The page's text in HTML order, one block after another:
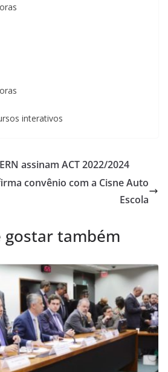
interativos
assinam ACT 2022/2024
convênio com a Cisne Auto
Escola
gostar também